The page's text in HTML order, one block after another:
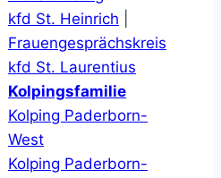
kfd St. Heinrich
Frauengesprächskreis
kfd St. Laurentius
Kolpingsfamilie
Kolping Paderborn-
West
Kolping Paderborn-